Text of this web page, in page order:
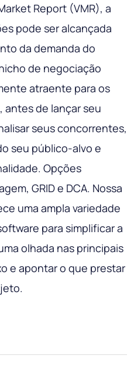
Report (VMR), a
pode ser alcançada
da demanda do
de negociação
atraente para os
de lançar seu
seus concorrentes,
seu público-alvo e
Opções
GRID e DCA. Nossa
uma ampla variedade
para simplificar a
olhada nas principais
e apontar o que prestar